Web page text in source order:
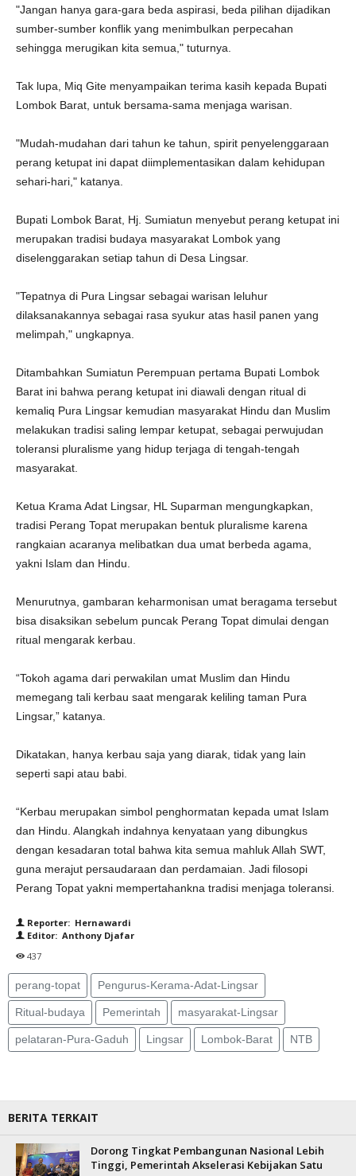
"Jangan hanya gara-gara beda aspirasi, beda pilihan dijadikan
sumber-sumber konflik yang menimbulkan perpecahan
sehingga merugikan kita semua," tuturnya.
Tak lupa, Miq Gite menyampaikan terima kasih kepada Bupati
Lombok Barat, untuk bersama-sama menjaga warisan.
"Mudah-mudahan dari tahun ke tahun, spirit penyelenggaraan
perang ketupat ini dapat diimplementasikan dalam kehidupan
sehari-hari," katanya.
Bupati Lombok Barat, Hj. Sumiatun menyebut perang ketupat ini
merupakan tradisi budaya masyarakat Lombok yang
diselenggarakan setiap tahun di Desa Lingsar.
"Tepatnya di Pura Lingsar sebagai warisan leluhur
dilaksanakannya sebagai rasa syukur atas hasil panen yang
melimpah," ungkapnya.
Ditambahkan Sumiatun Perempuan pertama Bupati Lombok
Barat ini bahwa perang ketupat ini diawali dengan ritual di
kemaliq Pura Lingsar kemudian masyarakat Hindu dan Muslim
melakukan tradisi saling lempar ketupat, sebagai perwujudan
toleransi pluralisme yang hidup terjaga di tengah-tengah
masyarakat.
Ketua Krama Adat Lingsar, HL Suparman mengungkapkan,
tradisi Perang Topat merupakan bentuk pluralisme karena
rangkaian acaranya melibatkan dua umat berbeda agama,
yakni Islam dan Hindu.
Menurutnya, gambaran keharmonisan umat beragama tersebut
bisa disaksikan sebelum puncak Perang Topat dimulai dengan
ritual mengarak kerbau.
“Tokoh agama dari perwakilan umat Muslim dan Hindu
memegang tali kerbau saat mengarak keliling taman Pura
Lingsar,” katanya.
Dikatakan, hanya kerbau saja yang diarak, tidak yang lain
seperti sapi atau babi.
“Kerbau merupakan simbol penghormatan kepada umat Islam
dan Hindu. Alangkah indahnya kenyataan yang dibungkus
dengan kesadaran total bahwa kita semua mahluk Allah SWT,
guna merajut persaudaraan dan perdamaian. Jadi filosopi
Perang Topat yakni mempertahankna tradisi menjaga toleransi.
Reporter: Hernawardi
Editor: Anthony Djafar
437
perang-topat Pengurus-Kerama-Adat-Lingsar
Ritual-budaya Pemerintah masyarakat-Lingsar
pelataran-Pura-Gaduh Lingsar Lombok-Barat NTB
BERITA TERKAIT
Dorong Tingkat Pembangunan Nasional Lebih
Tinggi, Pemerintah Akselerasi Kebijakan Satu